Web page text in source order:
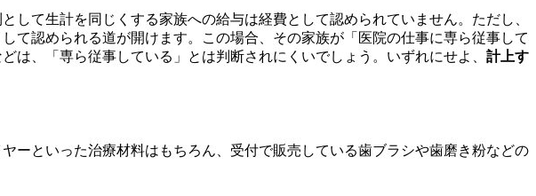
て生計を同じくする家族への給与は経費として認められていません。ただし、
て認められる道が開けます。この場合、その家族が「医院の仕事に専ら従事して
、「専ら従事している」とは判断されにくいでしょう。いずれにせよ、 計上す
ーといった治療材料はもちろん、受付で販売している歯ブラシや歯磨き粉などの